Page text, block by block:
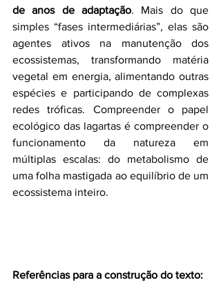
de anos de adaptação. Mais do que
simples “fases intermediárias”, elas são
agentes ativos na manutenção dos
ecossistemas, transformando matéria
vegetal em energia, alimentando outras
espécies e participando de complexas
redes tróficas. Compreender o papel
ecológico das lagartas é compreender o
funcionamento da natureza em
múltiplas escalas: do metabolismo de
uma folha mastigada ao equilíbrio de um
ecossistema inteiro.
Referências para a construção do texto: